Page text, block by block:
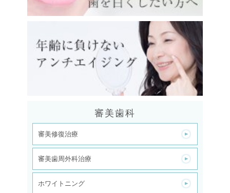
審美歯科
審美修復治療
審美歯周外科治療
ホワイトニング